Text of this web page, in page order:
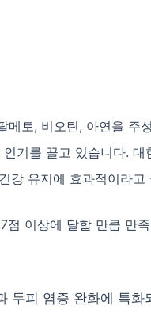
토, 비오틴, 아연을 주
기를 끌고 있습니다. 대
강 유지에 효과적이라고
이상에 달할 만큼 만
두피 염증 완화에 특화